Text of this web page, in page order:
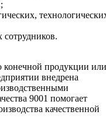
конечной продукции или
внедрена
9001 помогает
качественной